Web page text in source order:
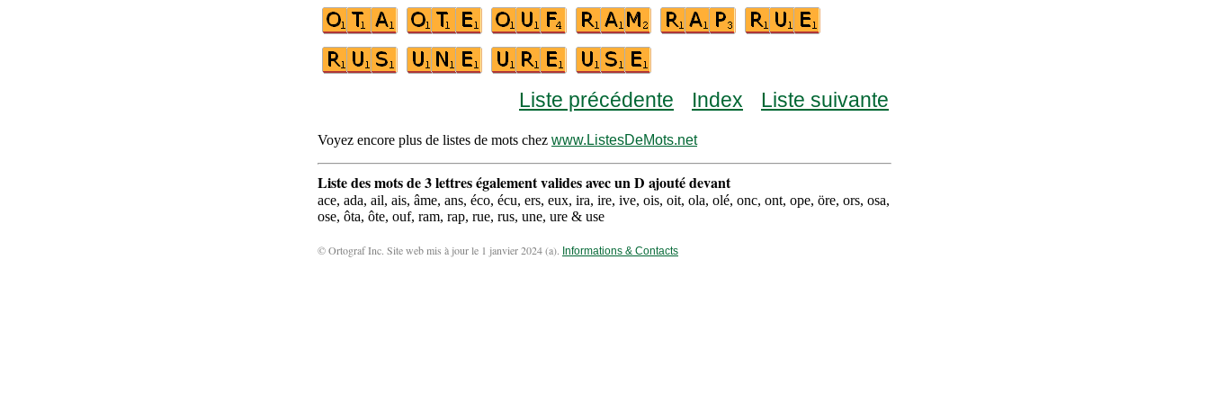
Liste précédente Index Liste suivante
Voyez encore plus de listes de mots chez www.ListesDeMots.net
Liste des mots de 3 lettres également valides avec un D ajouté devant
ace, ada, ail, ais, âme, ans, éco, écu, ers, eux, ira, ire, ive, ois, oit, ola, olé, onc, ont, ope, öre, ors, osa,
ose, ôta, ôte, ouf, ram, rap, rue, rus, une, ure & use
© Ortograf Inc. Site web mis à jour le 1 janvier 2024 (a). Informations & Contacts